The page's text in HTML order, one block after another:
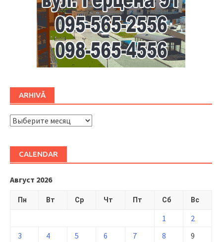
ARHIVĂ
ARHIVĂ
CALENDAR
Август 2026
Пн Вт Ср Чт Пт Сб Вс
1
2
3
4 5 6 7 8
9